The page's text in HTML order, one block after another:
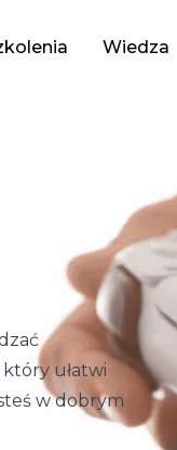
Wiedza
ułatwi
w dobrym